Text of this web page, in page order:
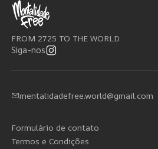
FROM 2725 TO THE WORLD
Siga-nos
mentalidadefree.world@gmail.com
Formulário de contato
Termos e Condições